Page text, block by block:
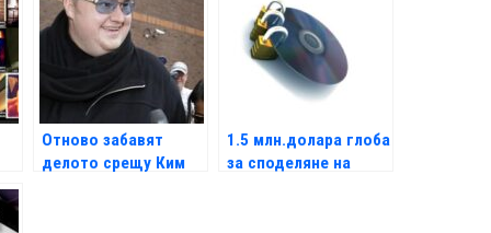
Отново забавят
делото срещу Ким
1.5 млн.долара глоба
за споделяне на